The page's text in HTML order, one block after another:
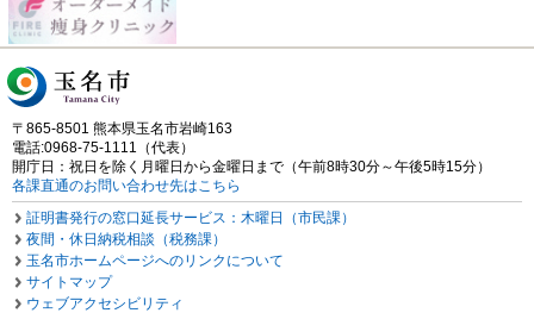
〒865-8501 熊本県玉名市岩崎163
電話:0968-75-1111（代表）
開庁日：祝日を除く月曜日から金曜日まで（午前8時30分～午後5時15分）
各課直通のお問い合わせ先はこちら
証明書発行の窓口延長サービス：木曜日（市民課）
夜間・休日納税相談（税務課）
玉名市ホームページへのリンクについて
サイトマップ
ウェブアクセシビリティ